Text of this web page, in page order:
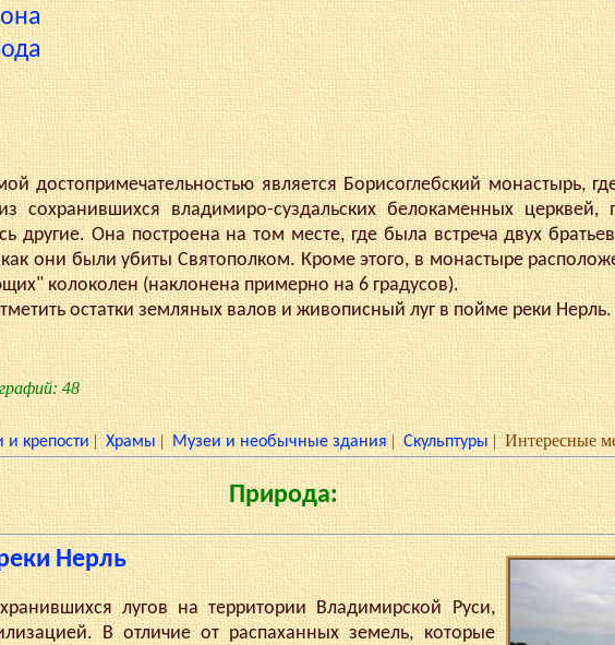
является Борисоглебский монастырь,
сохранившихся владимиро-суздальских белокаменных церквей,
другие. Она построена на том месте, где была встреча двух
как они были убиты Святополком. Кроме этого, в монастыре
колоколен (наклонена примерно на 6 градусов).
остатки земляных валов и живописный луг в пойме реки Нерль.
48
крепости | Храмы | Музеи и необычные здания| Скульптуры | Интересные
Природа:
Нерль
лугов на территории Владимирской Руси,
В отличие от распаханных земель, которые